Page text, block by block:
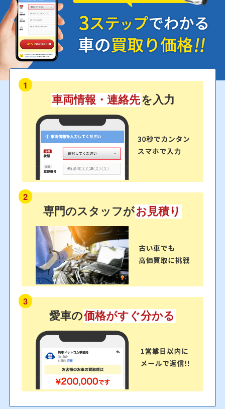
1
車両情報・連絡先を入力
2
専門のスタッフがお見積り
3
愛車の価格がすぐ分かる